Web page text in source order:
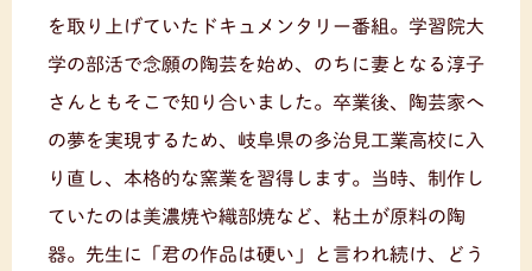
を取り上げていたドキュメンタリー番組。学習院大
学の部活で念願の陶芸を始め、のちに妻となる淳子
さんともそこで知り合いました。卒業後、陶芸家へ
の夢を実現するため、岐阜県の多治見工業高校に入
り直し、本格的な窯業を習得します。当時、制作し
ていたのは美濃焼や織部焼など、粘土が原料の陶
器。先生に「君の作品は硬い」と言われ続け、どう